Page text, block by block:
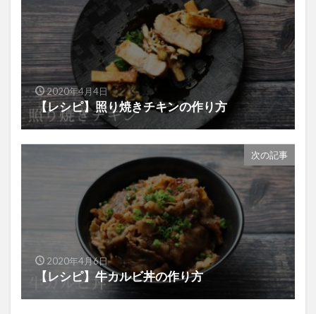
2020年4月4日
【レシピ】照り焼きチキンの作り方
次の記事
2020年4月6日
【レシピ】牛カルビ丼の作り方